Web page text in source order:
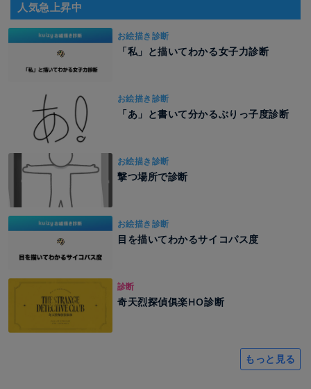
人気急上昇中
お絵描き診断
「私」と描いてわかる女子力診断
お絵描き診断
「あ」と書いて分かるぶりっ子度診断
お絵描き診断
撃つ場所で診断
お絵描き診断
目を描いてわかるサイコパス度
診断
奇天烈探偵俱楽HO診断
もっと見る